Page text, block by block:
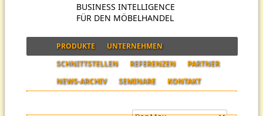
BUSINESS INTELLIGENCE
FÜR DEN MÖBELHANDEL
PRODUKTE
UNTERNEHMEN
SCHNITTSTELLEN
REFERENZEN
PARTNER
NEWS-ARCHIV
SEMINARE KONTAKT